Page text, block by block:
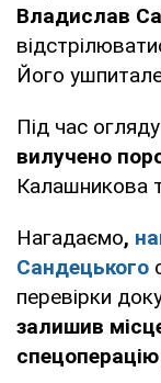
Владислав
Його
Під час
вилучено
Калашникова
Нагадаємо,
Сандецького
перевірки
залишив